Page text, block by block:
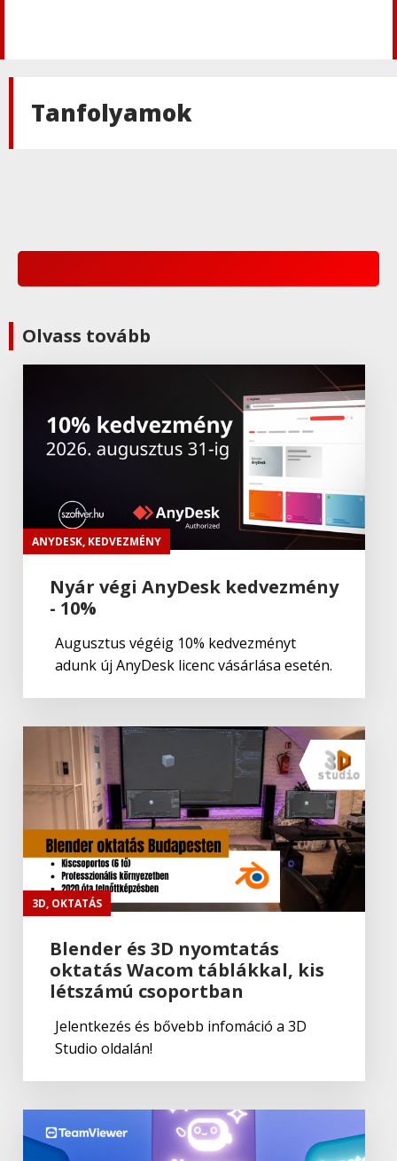
Tanfolyamok
Olvass tovább
ANYDESK, KEDVEZMÉNY
Nyár végi AnyDesk kedvezmény
- 10%
Augusztus végéig 10% kedvezményt
adunk új AnyDesk licenc vásárlása esetén.
3D, OKTATÁS
Blender és 3D nyomtatás
oktatás Wacom táblákkal, kis
létszámú csoportban
Jelentkezés és bővebb infomáció a 3D
Studio oldalán!